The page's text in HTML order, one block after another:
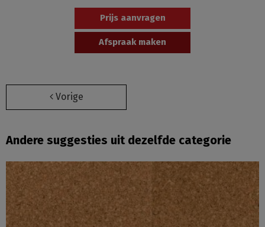
Prijs aanvragen
Afspraak maken
Vorige
Andere suggesties uit dezelfde categorie